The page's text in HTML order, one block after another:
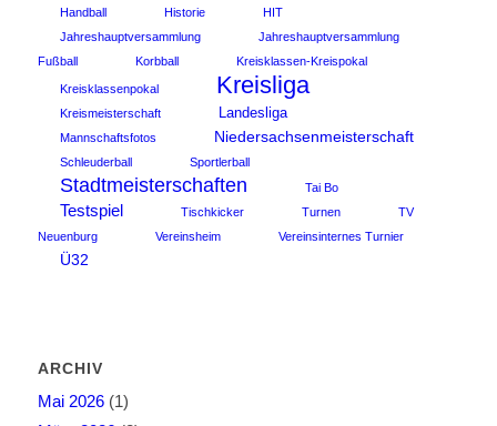
Handball
Historie
HIT
Jahreshauptversammlung
Jahreshauptversammlung
Fußball
Korbball Kreisklassen-Kreispokal
Kreisklassenpokal Kreisliga
Kreismeisterschaft Landesliga
Mannschaftsfotos Niedersachsenmeisterschaft
Schleuderball Sportlerball
Stadtmeisterschaften Tai Bo
Testspiel Tischkicker Turnen
TV
Neuenburg
Vereinsheim Vereinsinternes Turnier
Ü32
ARCHIV
Mai 2026(1)